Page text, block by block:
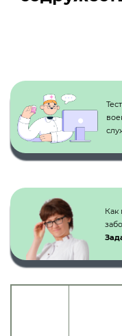
Как